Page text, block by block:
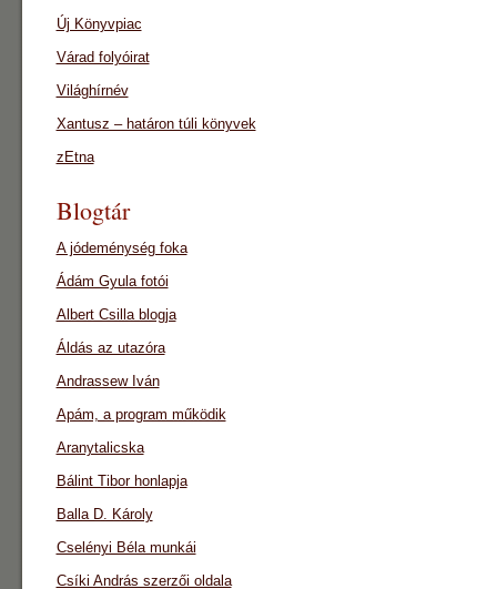
Új Könyvpiac
Várad folyóirat
Világhírnév
Xantusz – határon túli könyvek
zEtna
Blogtár
A jódeménység foka
Ádám Gyula fotói
Albert Csilla blogja
Áldás az utazóra
Andrassew Iván
Apám, a program működik
Aranytalicska
Bálint Tibor honlapja
Balla D. Károly
Cselényi Béla munkái
Csíki András szerzői oldala